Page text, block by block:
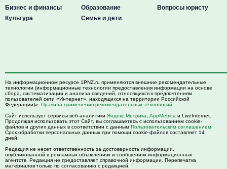
Бизнес и финансы
Культура
Образование
Семья и дети
Вопросы юристу
На информационном ресурсе 1PNZ.ru применяются внешние рекомендательные
технологии (информационные технологии предоставления информации на основе
сбора, систематизации и анализа сведений, относящихся к предпочтениям
пользователей сети «Интернет», находящихся на территории Российской
Федерации)». Правила применения рекомендательных технологий
Сайт использует сервисы веб-аналитики Яндекс Метрика AppMetrica и LiveInternet.
Продолжая использовать этот Сайт, вы соглашаетесь с использованием cookie-
файлов и других данных в соответствии с данным Пользовательским соглашением
Срок обработки персональных данных при помощи cookie-файлов составляет 14
дней.
Редакция не несет ответственность за достоверность информации,
опубликованной в рекламных объявлениях и сообщениях информационных
агентств. Редакция не предоставляет справочной информации. Перепечатка
материалов только по согласованию с редакцией.